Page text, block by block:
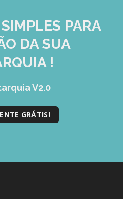
SIMPLES PARA
DA SUA
!
V2.0
GRÁTIS!